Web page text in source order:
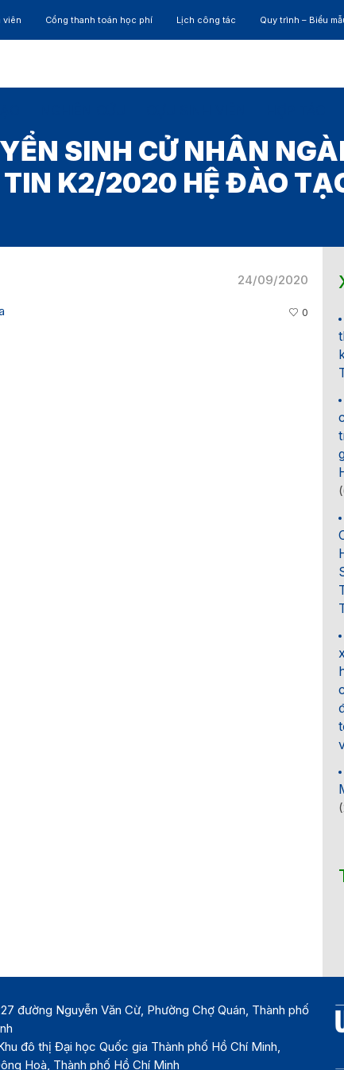
viên Cổng thanh toán học phí Lịch công tác Quy trình – Biểu
SINH CỬ NHÂN
TIN K2/2020 HỆ ĐÀO
24/09/2020
0
đường Nguyễn Văn Cừ, Phường Chợ Quán, Thành phố
đô thị Đại học Quốc gia Thành phố Hồ Chí Minh,
Hoà, Thành phố Hồ Chí Minh